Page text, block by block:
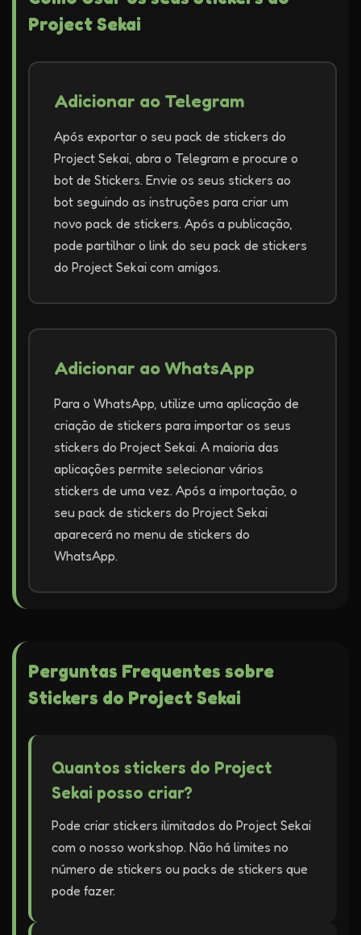
Project Sekai
Adicionar ao Telegram
Após exportar o seu pack de stickers do
Project Sekai, abra o Telegram e procure o
bot de Stickers. Envie os seus stickers ao
bot seguindo as instruções para criar um
novo pack de stickers. Após a publicação,
pode partilhar o link do seu pack de stickers
do Project Sekai com amigos.
Adicionar ao WhatsApp
Para o WhatsApp, utilize uma aplicação de
criação de stickers para importar os seus
stickers do Project Sekai. A maioria das
aplicações permite selecionar vários
stickers de uma vez. Após a importação, o
seu pack de stickers do Project Sekai
aparecerá no menu de stickers do
WhatsApp.
Perguntas Frequentes sobre
Stickers do Project Sekai
Quantos stickers do Project
Sekai posso criar?
Pode criar stickers ilimitados do Project Sekai
com o nosso workshop. Não há limites no
número de stickers ou packs de stickers que
pode fazer.